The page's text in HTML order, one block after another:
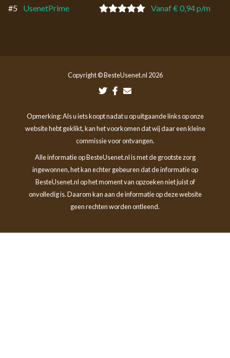
#5
UsenetPrime Vanaf € 0,94 p/m
Copyright © BesteUsenet.nl 2026
Opmerking: Als u iets koopt nadat u op uitgaande links op onze
website hebt geklikt, kan het voorkomen dat wij daar een kleine
commissie voor ontvangen.
Alle informatie op BesteUsenet.nl is met de grootste zorg
ingewonnen, het kan echter gebeuren dat de informatie op
BesteUsenet.nl op het moment van opzoeken niet juist of
onvolledig is. Daarom kan aan de informatie op deze website
geen rechten worden ontleend.